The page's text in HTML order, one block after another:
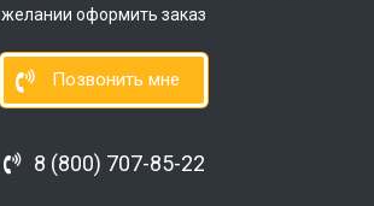
желании оформить заказ
Позвонить мне
8 (800) 707-85-22